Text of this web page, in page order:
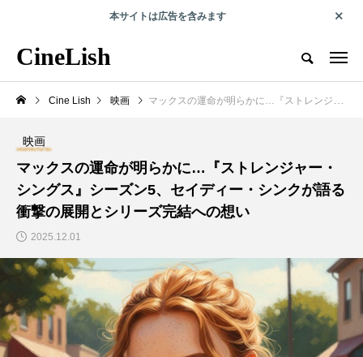
RECOMMEND
俳優コラム
第6回外山史織コラム
『のめり込んだ「やっ
海外旅行
『プラダを着た悪魔』
ロケ地ガイド｜NY・
本サイトは広告を含みます
CineLish
Cine Lish 映画 マックスの運命が明らかに…『ストレンジャー・シングス』シーズン5、セイディー・シンクが語る衝撃の展開とシリーズ完結への想い
映画
マックスの運命が明らかに…『ストレンジャー・
シングス』シーズン5、セイディー・シンクが語る
衝撃の展開とシリーズ完結への想い
2025.12.01